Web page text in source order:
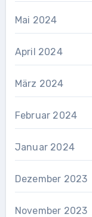
Mai 2024
April 2024
März 2024
Februar 2024
Januar 2024
Dezember 2023
November 2023